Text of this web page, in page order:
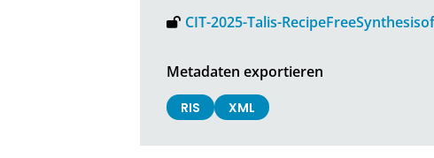
CIT-2025-Talis-
Metadaten exportieren
RIS XML